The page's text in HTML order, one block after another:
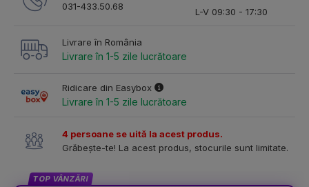
031-433.50.68
L-V 09:30 - 17:30
Livrare în România
Livrare în 1-5 zile lucrătoare
Ridicare din Easybox
Livrare în 1-5 zile lucrătoare
4 persoane se uită la acest produs.
Grăbește-te! La acest produs, stocurile sunt limitate.
TOP VÂNZĂRI